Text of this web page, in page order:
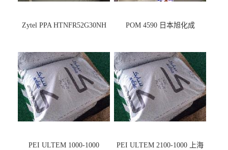
Zytel PPA HTNFR52G30NH POM 4590 日本旭化成
PEI ULTEM 1000-1000
PEI ULTEM 2100-1000 上海